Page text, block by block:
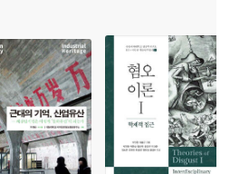
레거시 미디어의 작동 방식｜새로운 디
이용자는 무엇을 해야 할까-다양성의
사회를 위한 미디어의 역할
나 / 김학철
시절에 독파한 사회과학 서